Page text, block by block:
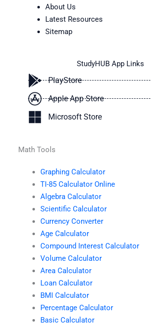
About Us
Latest Resources
Sitemap
StudyHUB App Links
PlayStore
Apple App Store
Microsoft Store
Math Tools
Graphing Calculator
TI-85 Calculator Online
Algebra Calculator
Scientific Calculator
Currency Converter
Age Calculator
Compound Interest Calculator
Volume Calculator
Area Calculator
Loan Calculator
BMI Calculator
Percentage Calculator
Basic Calculator